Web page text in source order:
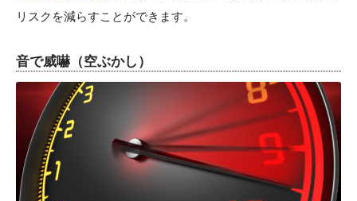
リスクを減らすことができます。
音で威嚇（空ぶかし）